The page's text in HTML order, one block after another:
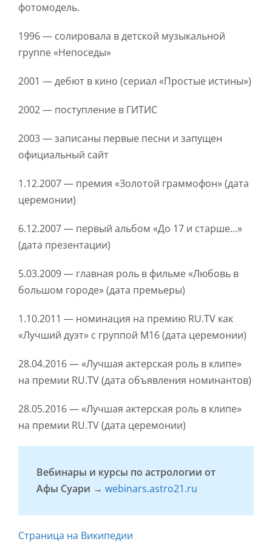
фотомодель.
1996 — солировала в детской музыкальной
группе «Непоседы»
2001 — дебют в кино (сериал «Простые истины»)
2002 — поступление в ГИТИС
2003 — записаны первые песни и запущен
официальный сайт
1.12.2007 — премия «Золотой граммофон» (дата
церемонии)
6.12.2007 — первый альбом «До 17 и старше…»
(дата презентации)
5.03.2009 — главная роль в фильме «Любовь в
большом городе» (дата премьеры)
1.10.2011 — номинация на премию RU.TV как
«Лучший дуэт» с группой М16 (дата церемонии)
28.04.2016 — «Лучшая актерская роль в клипе»
на премии RU.TV (дата объявления номинантов)
28.05.2016 — «Лучшая актерская роль в клипе»
на премии RU.TV (дата церемонии)
Вебинары и курсы по астрологии от
Афы Суари → webinars.astro21.ru
Страница на Википедии